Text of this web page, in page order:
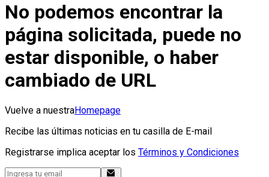
No podemos encontrar la
página solicitada, puede no
estar disponible, o haber
cambiado de URL
Vuelve a nuestraHomepage
Recibe las últimas noticias en tu casilla de E-mail
Registrarse implica aceptar los Términos y Condiciones